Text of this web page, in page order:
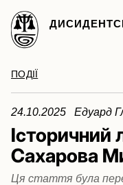
ПОДІЇ
24.10.2025 Едуард
Історичний
Сахарова
Ця стаття була